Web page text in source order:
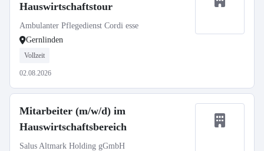
Hauswirtschaftstour
Ambulanter Pflegedienst Cordi esse
Gernlinden
Vollzeit
02.08.2026
Mitarbeiter (m/w/d) im
Hauswirtschaftsbereich
Salus Altmark Holding gGmbH